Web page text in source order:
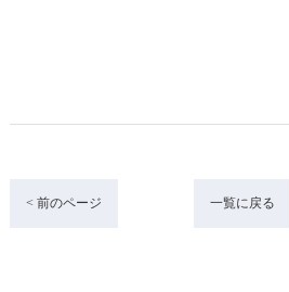
< 前のページ 一覧に戻る